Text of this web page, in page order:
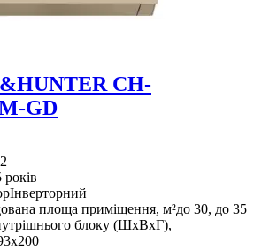
CH-
GD
років
Інверторний
площа приміщення, м²до 30, до 35
блоку (ШхВхГ),